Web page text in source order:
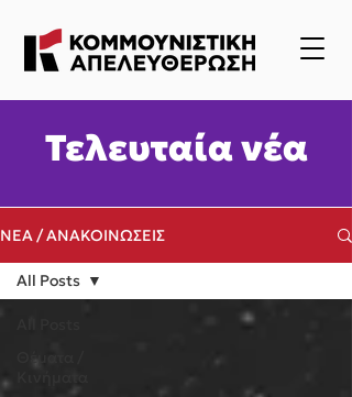
Τελευταία νέα
ΝΕΑ / ΑΝΑΚΟΙΝΩΣΕΙΣ
Θέματα /
All Posts